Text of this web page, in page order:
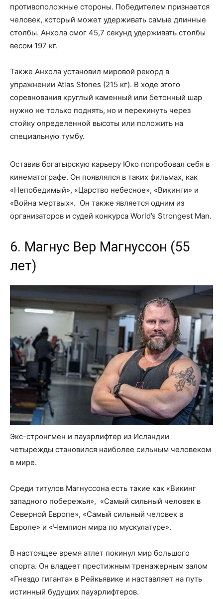
противоположные стороны. Победителем признается
человек, который может удерживать самые длинные
столбы. Анхола смог 45,7 секунд удерживать столбы
весом 197 кг.
Также Анхола установил мировой рекорд в
упражнении Atlas Stones (215 кг). В ходе этого
соревнования круглый каменный или бетонный шар
нужно не только поднять, но и перекинуть через
стойку определенной высоты или положить на
специальную тумбу.
Оставив богатырскую карьеру Юко попробовал себя в
кинематографе. Он появлялся в таких фильмах, как
«Непобедимый», «Царство небесное», «Викинги» и
«Война мертвых». Он также является одним из
организаторов и судей конкурса World’s Strongest Man.
6. Магнус Вер Магнуссон (55
лет)
Экс-стронгмен и пауэрлифтер из Исландии
четырежды становился наиболее сильным человеком
в мире.
Среди титулов Магнуссона есть такие как «Викинг
западного побережья», «Самый сильный человек в
Северной Европе», «Самый сильный человек в
Европе» и «Чемпион мира по мускулатуре».
В настоящее время атлет покинул мир большого
спорта. Он владеет престижным тренажерным залом
«Гнездо гиганта» в Рейкьявике и наставляет на путь
истинный будущих пауэрлифтеров.